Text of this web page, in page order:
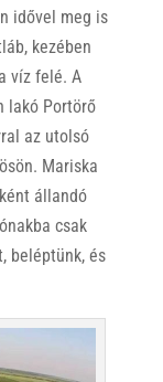
idővel meg is
kezében
víz felé. A
lakó Portörő
az utolsó
Mariska
állandó
csak
beléptünk, és